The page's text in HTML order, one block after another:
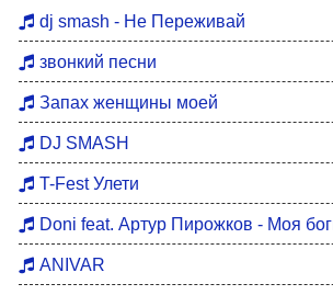
Инструментальная музыка
Песни про любовь
Дискотека 90
Хиты 80
Восточные хиты
Мотивация для тренировок
dj smash - Не Переживай
звонкий песни
Запах женщины моей
DJ SMASH
T-Fest Улети
Doni feat. Артур Пирожков - Моя
ANIVAR